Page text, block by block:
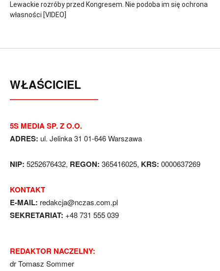
Lewackie rozróby przed Kongresem. Nie podoba im się ochrona
własności [VIDEO]
WŁAŚCICIEL
5S MEDIA SP. Z O.O.
ADRES: ul. Jelinka 31 01-646 Warszawa
NIP: 5252676432, REGON: 365416025, KRS: 0000637269
KONTAKT
E-MAIL: redakcja@nczas.com.pl
SEKRETARIAT: +48 731 555 039
REDAKTOR NACZELNY:
dr Tomasz Sommer